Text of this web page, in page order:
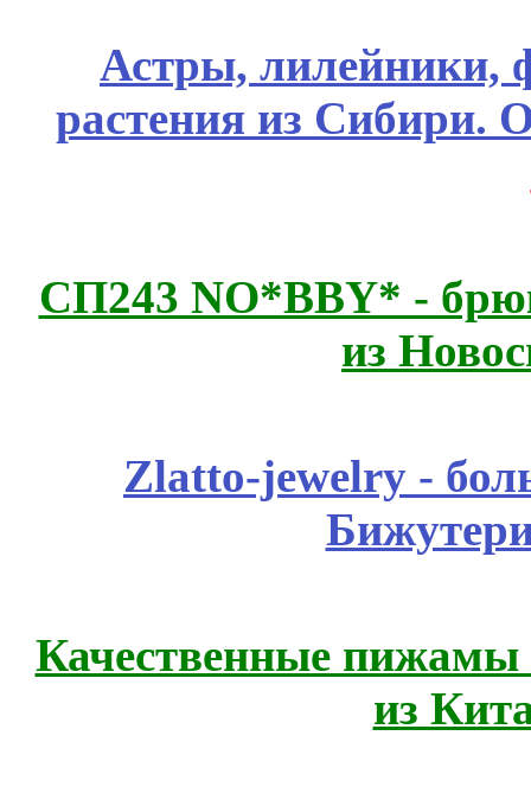
Астры, лилейники,
растения из Сибири.
СП243 NO*BBY* -
из
Zlatto-jewelry -
Качественные пижамы
из